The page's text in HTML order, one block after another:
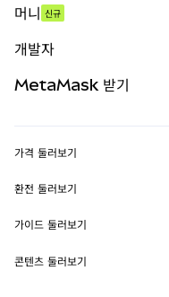
무기한 선물
실물자산
머니 신규
개발자
MetaMask Connect
Snaps
웹3 서비스
MetaMask 받기
보안
고객 지원
가격 둘러보기
이더리움 가격
솔라나 가격
환전 둘러보기
ETH를 USD로 환전
USDT를 INR로 환전
가이드 둘러보기
ETH 매수
콘텐츠 둘러보기